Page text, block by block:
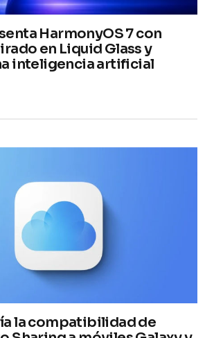
HarmonyOS 7 con
en Liquid Glass y
inteligencia artificial
la compatibilidad de